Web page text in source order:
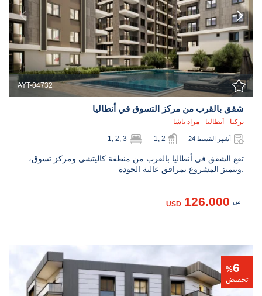
AYT-04732
شقق بالقرب من مركز التسوق في أنطاليا
تركيا - أنطاليا - مراد باشا
1, 2, 3 1, 2 24 أشهر القسط
تقع الشقق في أنطاليا بالقرب من منطقة كاليتشي ومركز تسوق،
من 126.000
USD
%6
تخفيض